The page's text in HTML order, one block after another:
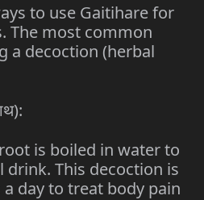
to use Gaitihare for
The most common
a decoction (herbal
is boiled in water to
drink. This decoction is
day to treat body pain